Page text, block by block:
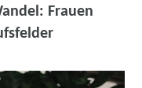
Frauen